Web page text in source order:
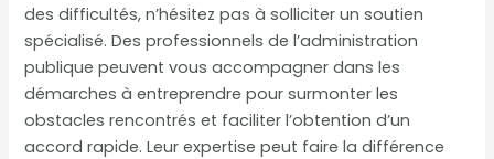
des difficultés, n’hésitez pas à solliciter un soutien
spécialisé. Des professionnels de l’administration
publique peuvent vous accompagner dans les
démarches à entreprendre pour surmonter les
obstacles rencontrés et faciliter l’obtention d’un
accord rapide. Leur expertise peut faire la différence